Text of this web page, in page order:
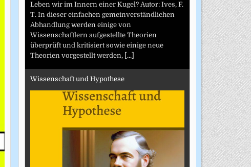
Leben wir im Innern einer Kugel? Autor: Ives, F.
T. In dieser einfachen gemeinverständlichen
Abhandlung werden einige von
Wissenschaftlern aufgestellte Theorien
überprüft und kritisiert sowie einige neue
Theorien vorgestellt werden, [...]
Wissenschaft und Hypothese